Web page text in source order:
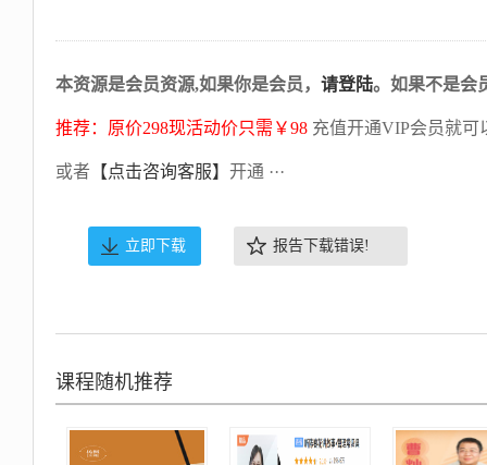
本资源是会员资源,如果你是会员， 请登陆。如果不是会
推荐：原价298现活动价只需￥98 充值开通VIP会员就可
或者 【点击咨询客服】 开通 ···
立即下载 报告下载错误!
课程随机推荐